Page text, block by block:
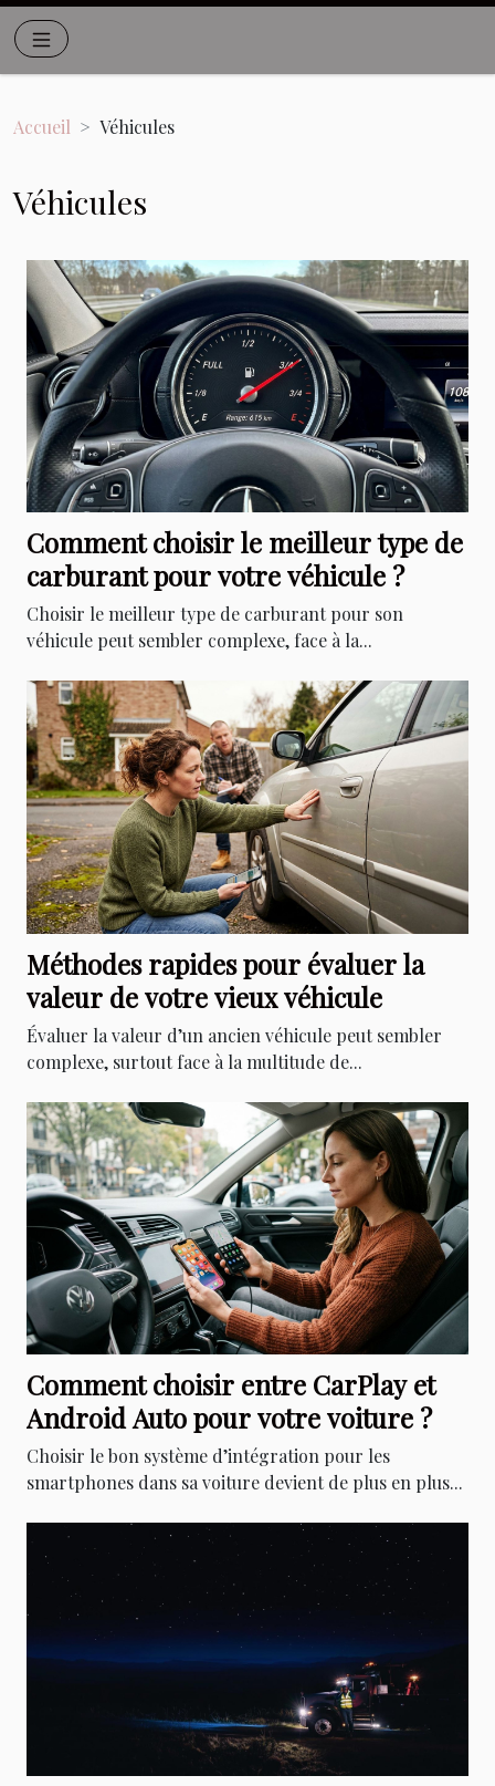
Accueil Véhicules
Véhicules
Comment choisir le meilleur type de
carburant pour votre véhicule ?
Choisir le meilleur type de carburant pour son
véhicule peut sembler complexe, face à la...
Méthodes rapides pour évaluer la
valeur de votre vieux véhicule
Évaluer la valeur d’un ancien véhicule peut sembler
complexe, surtout face à la multitude de...
Comment choisir entre CarPlay et
Android Auto pour votre voiture ?
Choisir le bon système d’intégration pour les
smartphones dans sa voiture devient de plus en plus...